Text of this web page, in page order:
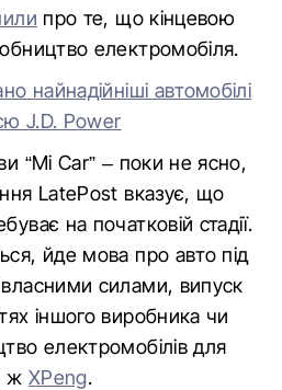
про те, що кінцевою
електромобіля.
найнадійніші автомобілі
J.D. Power
“Mi Car” – поки не ясно,
LatePost вказує, що
на початковій стадії.
йде мова про авто під
силами, випуск
іншого виробника чи
електромобілів для
ж XPeng.